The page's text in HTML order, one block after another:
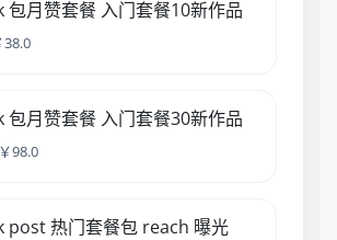
包月赞套餐 入门套餐10新作品
38.0
包月赞套餐 入门套餐30新作品
98.0
post 热门套餐包 reach 曝光